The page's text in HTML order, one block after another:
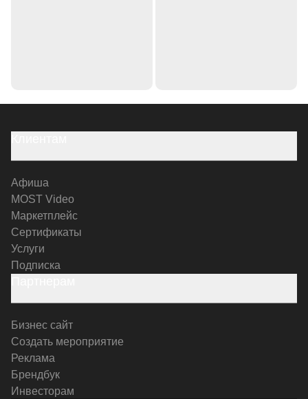
Афиша
MOST Video
Маркетплейс
Сертификаты
Услуги
Подписка
Бизнес сайт
Создать мероприятие
Реклама
Брендбук
Инвесторам